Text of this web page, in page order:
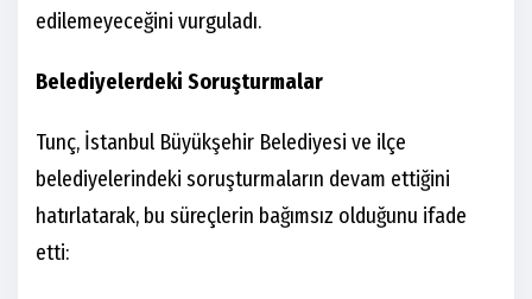
edilemeyeceğini vurguladı.
Belediyelerdeki Soruşturmalar
Tunç, İstanbul Büyükşehir Belediyesi ve ilçe
belediyelerindeki soruşturmaların devam ettiğini
hatırlatarak, bu süreçlerin bağımsız olduğunu ifade
etti: